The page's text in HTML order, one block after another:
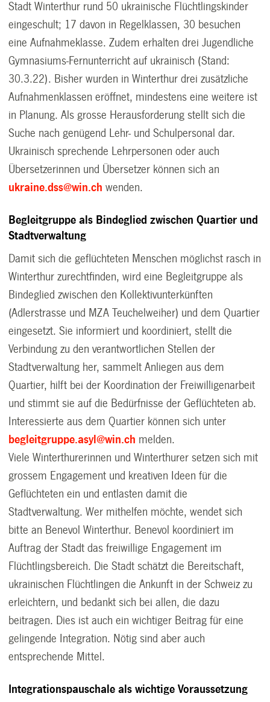
Stadt Winterthur rund 50 ukrainische Flüchtlingskinder
eingeschult; 17 davon in Regelklassen, 30 besuchen
eine Aufnahmeklasse. Zudem erhalten drei Jugendliche
Gymnasiums-Fernunterricht auf ukrainisch (Stand:
30.3.22). Bisher wurden in Winterthur drei zusätzliche
Aufnahmenklassen eröffnet, mindestens eine weitere ist
in Planung. Als grosse Herausforderung stellt sich die
Suche nach genügend Lehr- und Schulpersonal dar.
Ukrainisch sprechende Lehrpersonen oder auch
Übersetzerinnen und Übersetzer können sich an
ukraine.dss@win.ch wenden.
Begleitgruppe als Bindeglied zwischen Quartier und
Stadtverwaltung
Damit sich die geflüchteten Menschen möglichst rasch in
Winterthur zurechtfinden, wird eine Begleitgruppe als
Bindeglied zwischen den Kollektivunterkünften
(Adlerstrasse und MZA Teuchelweiher) und dem Quartier
eingesetzt. Sie informiert und koordiniert, stellt die
Verbindung zu den verantwortlichen Stellen der
Stadtverwaltung her, sammelt Anliegen aus dem
Quartier, hilft bei der Koordination der Freiwilligenarbeit
und stimmt sie auf die Bedürfnisse der Geflüchteten ab.
Interessierte aus dem Quartier können sich unter
begleitgruppe.asyl@win.ch melden.
Viele Winterthurerinnen und Winterthurer setzen sich mit
grossem Engagement und kreativen Ideen für die
Geflüchteten ein und entlasten damit die
Stadtverwaltung. Wer mithelfen möchte, wendet sich
bitte an Benevol Winterthur. Benevol koordiniert im
Auftrag der Stadt das freiwillige Engagement im
Flüchtlingsbereich. Die Stadt schätzt die Bereitschaft,
ukrainischen Flüchtlingen die Ankunft in der Schweiz zu
erleichtern, und bedankt sich bei allen, die dazu
beitragen. Dies ist auch ein wichtiger Beitrag für eine
gelingende Integration. Nötig sind aber auch
entsprechende Mittel.
Integrationspauschale als wichtige Voraussetzung